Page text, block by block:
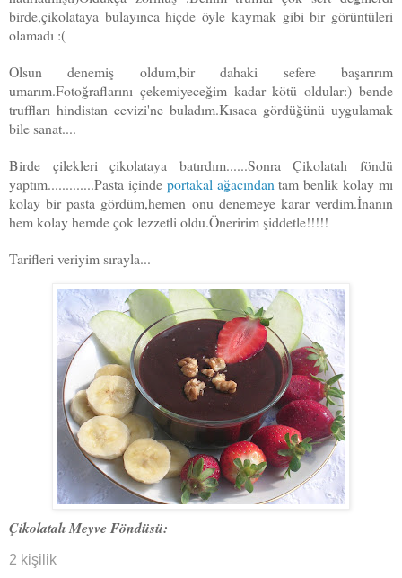
birde,çikolataya bulayınca hiçde öyle kaymak gibi bir görüntüleri
olamadı :(
Olsun denemiş oldum,bir dahaki sefere başarırım
umarım.Fotoğraflarını çekemiyeceğim kadar kötü oldular:) bende
truffları hindistan cevizi'ne buladım.Kısaca gördüğünü uygulamak
bile sanat....
Birde çilekleri çikolataya batırdım......Sonra Çikolatalı föndü
yaptım.............Pasta içinde portakal ağacındantam benlik kolay mı
kolay bir pasta gördüm,hemen onu denemeye karar verdim.İnanın
hem kolay hemde çok lezzetli oldu.Öneririm şiddetle!!!!!
Tarifleri veriyim sırayla...
Çikolatalı Meyve Föndüsü:
2 kişilik